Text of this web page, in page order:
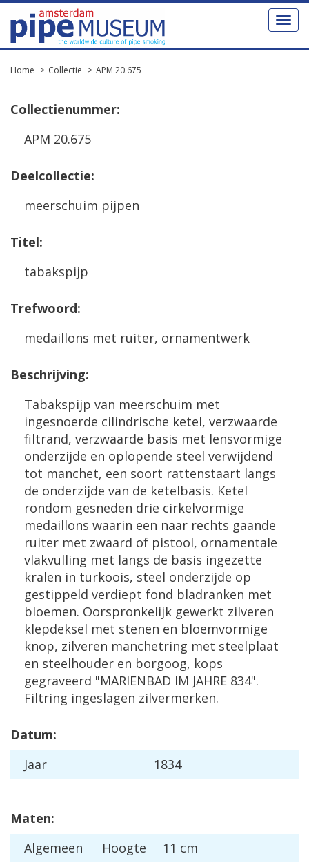
Toggle
Home Collectie APM 20.675
Collectienummer:
APM 20.675
Deelcollectie:
meerschuim pijpen
Titel:
tabakspijp
Trefwoord:
medaillons met ruiter, ornamentwerk
Beschrijving:
Tabakspijp van meerschuim met
ingesnoerde cilindrische ketel, verzwaarde
filtrand, verzwaarde basis met lensvormige
onderzijde en oplopende steel verwijdend
tot manchet, een soort rattenstaart langs
de onderzijde van de ketelbasis. Ketel
rondom gesneden drie cirkelvormige
medaillons waarin een naar rechts gaande
ruiter met zwaard of pistool, ornamentale
vlakvulling met langs de basis ingezette
kralen in turkoois, steel onderzijde op
gestippeld verdiept fond bladranken met
bloemen. Oorspronkelijk gewerkt zilveren
klepdeksel met stenen en bloemvormige
knop, zilveren manchetring met steelplaat
en steelhouder en borgoog, kops
gegraveerd "MARIENBAD IM JAHRE 834".
Filtring ingeslagen zilvermerken.
Datum:
Jaar
1834
Maten:
Algemeen
Hoogte
11 cm